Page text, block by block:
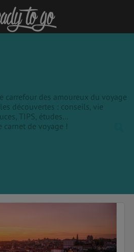
carrefour des amoureux du voyage
découvertes : conseils, vie
TIPS, études...
carnet de voyage !